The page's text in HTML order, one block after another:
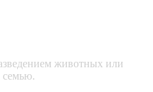
животных или